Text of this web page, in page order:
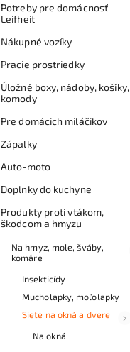
Potreby pre domácnosť
Leifheit
Nákupné vozíky
Pracie prostriedky
Úložné boxy, nádoby, košíky,
komody
Pre domácich miláčikov
Zápalky
Auto-moto
Doplnky do kuchyne
Produkty proti vtákom,
škodcom a hmyzu
Na hmyz, mole, šváby,
komáre
Insekticídy
Mucholapky, moľolapky
Siete na okná a dvere
Na okná